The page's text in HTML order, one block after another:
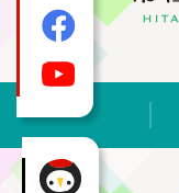
Instagram
Facebook
YouTube